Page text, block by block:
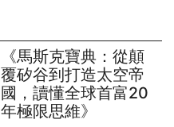
《馬斯克寶典：從顛
覆矽谷到打造太空帝
國，讀懂全球首富20
年極限思維》